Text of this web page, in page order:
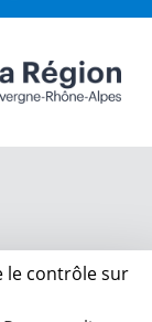
le contrôle sur